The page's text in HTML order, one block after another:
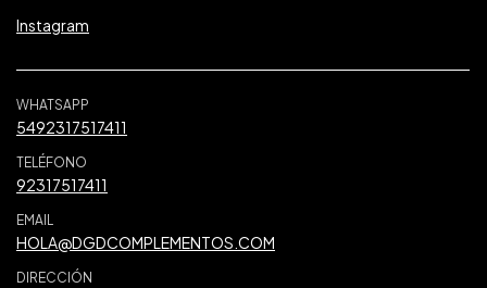
Instagram
WHATSAPP
5492317517411
TELÉFONO
92317517411
EMAIL
HOLA@DGDCOMPLEMENTOS.COM
DIRECCIÓN